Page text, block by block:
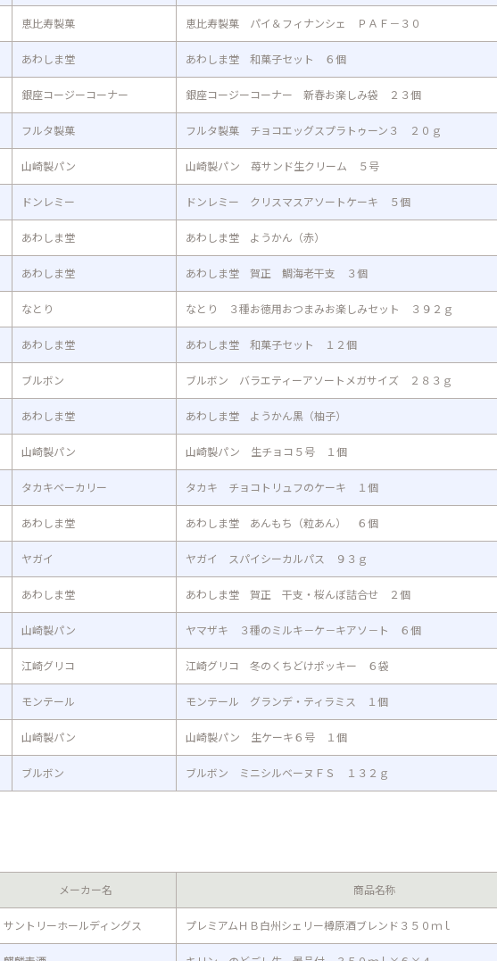
恵比寿製菓 恵比寿製菓 パイ＆フィナンシェ ＰＡＦ－３０
あわしま堂 あわしま堂 和菓子セット ６個
銀座コージーコーナー 銀座コージーコーナー 新春お楽しみ袋 ２３個
フルタ製菓 フルタ製菓 チョコエッグスプラトゥーン３ ２０ｇ
山崎製パン 山崎製パン 苺サンド生クリーム ５号
ドンレミー ドンレミー クリスマスアソートケーキ ５個
あわしま堂 あわしま堂 ようかん（赤）
あわしま堂 あわしま堂 賀正 鯛海老干支 ３個
なとり なとり ３種お徳用おつまみお楽しみセット ３９２ｇ
あわしま堂 あわしま堂 和菓子セット １２個
ブルボン ブルボン バラエティーアソートメガサイズ ２８３ｇ
あわしま堂 あわしま堂 ようかん黒（柚子）
山崎製パン 山崎製パン 生チョコ５号 １個
タカキベーカリー タカキ チョコトリュフのケーキ １個
あわしま堂 あわしま堂 あんもち（粒あん） ６個
ヤガイ ヤガイ スパイシーカルパス ９３ｇ
あわしま堂 あわしま堂 賀正 干支・桜んぼ詰合せ ２個
山崎製パン ヤマザキ ３種のミルキ－ケ－キアソ－ト ６個
江崎グリコ 江崎グリコ 冬のくちどけポッキー ６袋
モンテール モンテール グランデ・ティラミス １個
山崎製パン 山崎製パン 生ケーキ６号 １個
ブルボン ブルボン ミニシルベーヌＦＳ １３２ｇ
メーカー名 商品名称
サントリーホールディングス プレミアムＨＢ白州シェリー樽原酒ブレンド３５０ｍｌ